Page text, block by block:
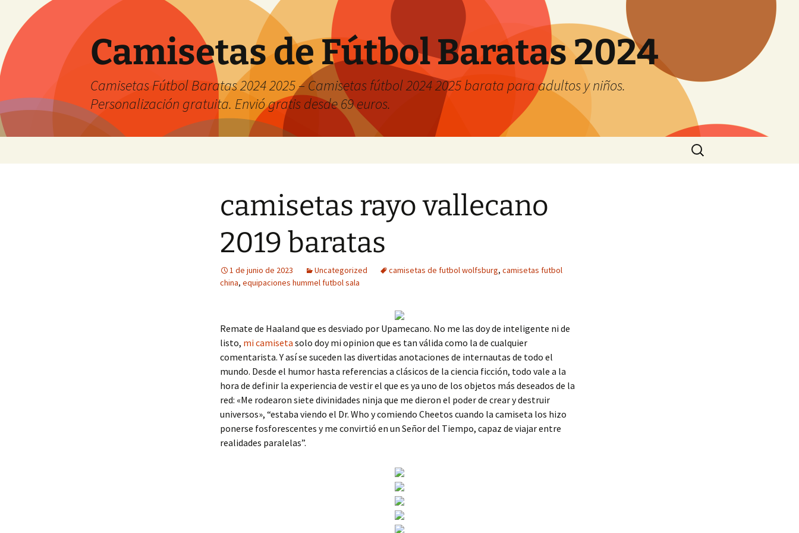
Camisetas de Fútbol Baratas 2024
Camisetas Fútbol Baratas 2024 2025 – Camisetas fútbol 2024 2025 barata para adultos y niños.
Personalización gratuita. Envió gratis desde 69 euros.
Buscar:
camisetas rayo vallecano
2019 baratas
1 de junio de 2023 Uncategorized camisetas de futbol wolfsburg, camisetas futbol
china, equipaciones hummel futbol sala
Remate de Haaland que es desviado por Upamecano. No me las doy de inteligente ni de
listo, mi camiseta solo doy mi opinion que es tan válida como la de cualquier
comentarista. Y así se suceden las divertidas anotaciones de internautas de todo el
mundo. Desde el humor hasta referencias a clásicos de la ciencia ficción, todo vale a la
hora de definir la experiencia de vestir el que es ya uno de los objetos más deseados de la
red: «Me rodearon siete divinidades ninja que me dieron el poder de crear y destruir
universos», “estaba viendo el Dr. Who y comiendo Cheetos cuando la camiseta los hizo
ponerse fosforescentes y me convirtió en un Señor del Tiempo, capaz de viajar entre
realidades paralelas”.